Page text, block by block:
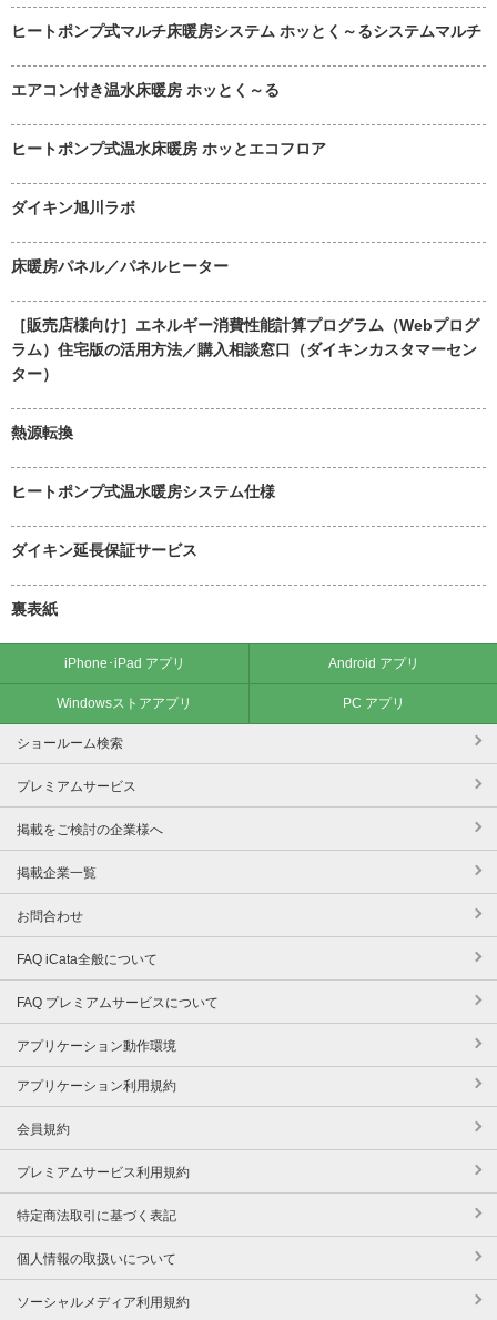
ヒートポンプ式マルチ床暖房システム ホッとく～るシステムマルチ
エアコン付き温水床暖房 ホッとく～る
ヒートポンプ式温水床暖房 ホッとエコフロア
ダイキン旭川ラボ
床暖房パネル／パネルヒーター
［販売店様向け］エネルギー消費性能計算プログラム（Webプログ
ラム）住宅版の活用方法／購入相談窓口（ダイキンカスタマーセン
ター）
熱源転換
ヒートポンプ式温水暖房システム仕様
ダイキン延長保証サービス
裏表紙
iPhone･iPad アプリ Android アプリ
Windowsストアアプリ PC アプリ
ショールーム検索
プレミアムサービス
掲載をご検討の企業様へ
掲載企業一覧
お問合わせ
FAQ iCata全般について
FAQ プレミアムサービスについて
アプリケーション動作環境
アプリケーション利用規約
会員規約
プレミアムサービス利用規約
特定商法取引に基づく表記
個人情報の取扱いについて
ソーシャルメディア利用規約